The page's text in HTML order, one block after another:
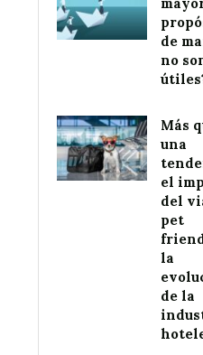
de
no
Más
una
el
del
pet
la
de la